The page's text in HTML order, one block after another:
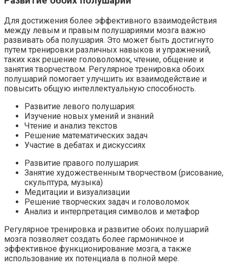
Для достижения более эффективного взаимодействия
между левым и правым полушариями мозга важно
развивать оба полушария. Это может быть достигнуто
путем тренировки различных навыков и упражнений,
таких как решение головоломок, чтение, общение и
занятия творчеством. Регулярное тренировка обоих
полушарий помогает улучшить их взаимодействие и
повысить общую интеллектуальную способность.
Развитие левого полушария:
Изучение новых умений и знаний
Чтение и анализ текстов
Решение математических задач
Участие в дебатах и дискуссиях
Развитие правого полушария:
Занятие художественным творчеством (рисование,
скульптура, музыка)
Медитации и визуализации
Решение творческих задач и головоломок
Анализ и интерпретация символов и метафор
Регулярное тренировка и развитие обоих полушарий
мозга позволяет создать более гармоничное и
эффективное функционирование мозга, а также
использование их потенциала в полной мере.